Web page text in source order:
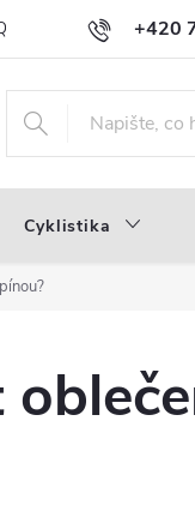
+420
Novinky Náš
Cyklistika